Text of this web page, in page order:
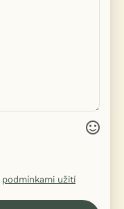
podmínkami užití